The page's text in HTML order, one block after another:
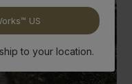
US
to your location.